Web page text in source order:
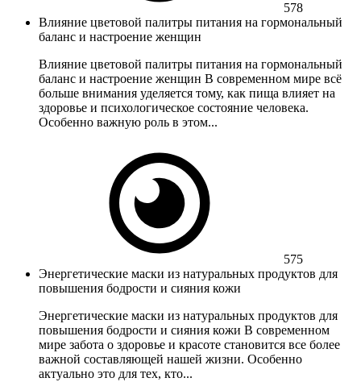
578
Влияние цветовой палитры питания на гормональный
баланс и настроение женщин
Влияние цветовой палитры питания на гормональный
баланс и настроение женщин В современном мире всё
больше внимания уделяется тому, как пища влияет на
здоровье и психологическое состояние человека.
Особенно важную роль в этом...
575
Энергетические маски из натуральных продуктов для
повышения бодрости и сияния кожи
Энергетические маски из натуральных продуктов для
повышения бодрости и сияния кожи В современном
мире забота о здоровье и красоте становится все более
важной составляющей нашей жизни. Особенно
актуально это для тех, кто...